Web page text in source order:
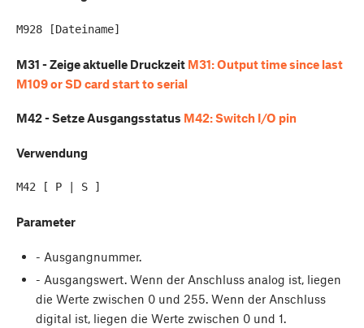
M31 - Zeige aktuelle Druckzeit M31: Output time since last
M109 or SD card start to serial
M42 - Setze Ausgangsstatus M42: Switch I/O pin
Verwendung
Parameter
- Ausgangnummer.
- Ausgangswert. Wenn der Anschluss analog ist, liegen
die Werte zwischen 0 und 255. Wenn der Anschluss
digital ist, liegen die Werte zwischen 0 und 1.